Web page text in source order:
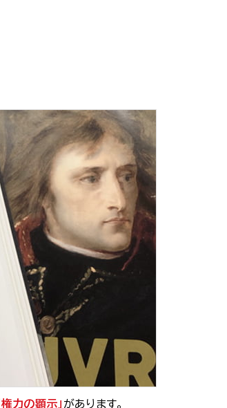
「権力の顕示」 があります。